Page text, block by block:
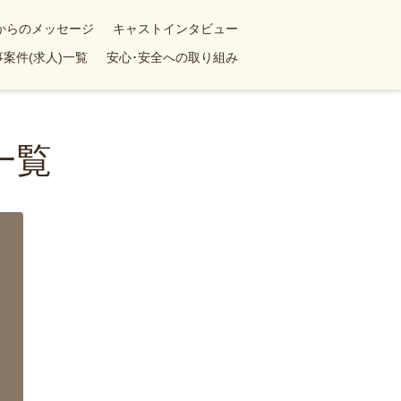
らのメッセージ
キャストインタビュー
案件(求人)一覧 安心･安全への取り組み
覧